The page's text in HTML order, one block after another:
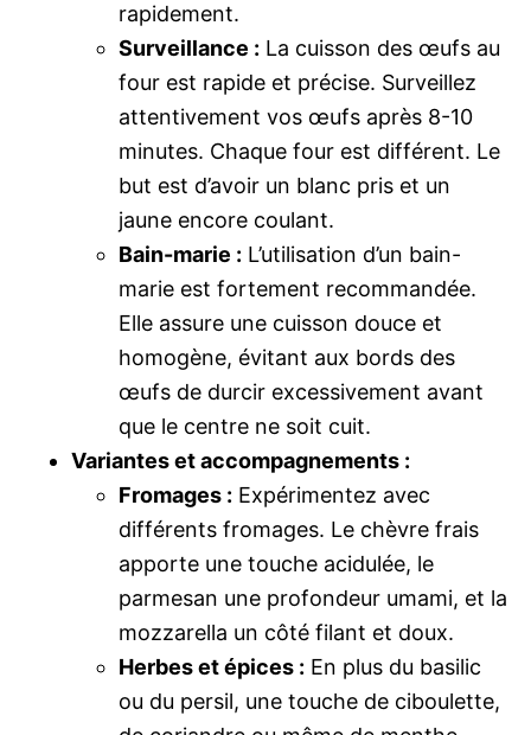
rapidement.
Surveillance : La cuisson des œufs au
four est rapide et précise. Surveillez
attentivement vos œufs après 8-10
minutes. Chaque four est différent. Le
but est d’avoir un blanc pris et un
jaune encore coulant.
Bain-marie : L’utilisation d’un bain-
marie est fortement recommandée.
Elle assure une cuisson douce et
homogène, évitant aux bords des
œufs de durcir excessivement avant
que le centre ne soit cuit.
Variantes et accompagnements :
Fromages : Expérimentez avec
différents fromages. Le chèvre frais
apporte une touche acidulée, le
parmesan une profondeur umami, et la
mozzarella un côté filant et doux.
Herbes et épices : En plus du basilic
ou du persil, une touche de ciboulette,